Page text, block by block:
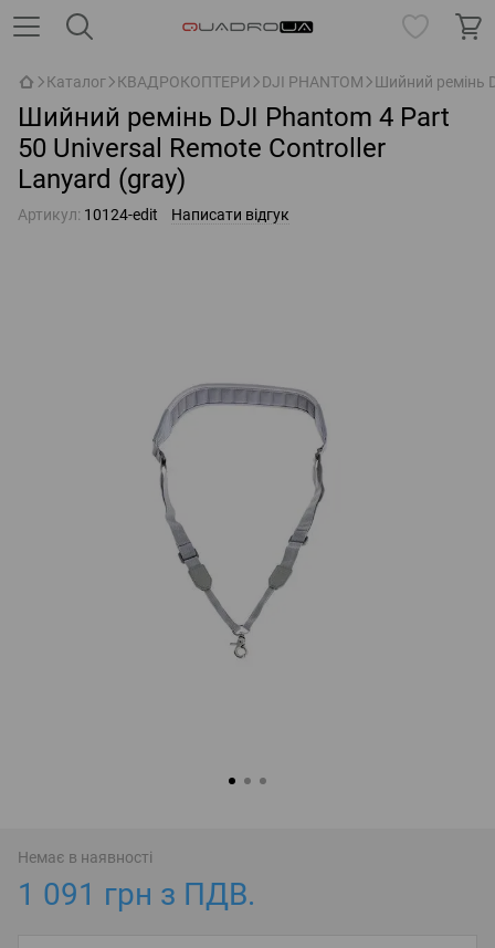
Каталог КВАДРОКОПТЕРИ DJI PHANTOM Шийний ремінь
Шийний ремінь DJI Phantom 4 Part
50 Universal Remote Controller
Lanyard (gray)
Артикул: 10124-edit Написати відгук
Немає в наявності
1 091 грн з ПДВ.